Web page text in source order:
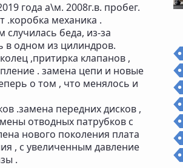
года а\м. 2008г.в. пробег.
.коробка механика .
случилась беда, из-за
в одном из цилиндров.
,притирка клапанов ,
. замена цепи и новые
о том , что менялось и
.замена передних дисков ,
отводных патрубков с
нового поколения плата
, с увеличенным давление
.